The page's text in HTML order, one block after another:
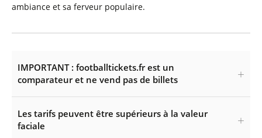
ambiance et sa ferveur populaire.
IMPORTANT : footballtickets.fr est un
comparateur et ne vend pas de billets
Les tarifs peuvent être supérieurs à la valeur
faciale